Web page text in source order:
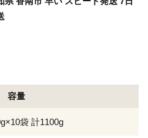
容量
袋 計1100g